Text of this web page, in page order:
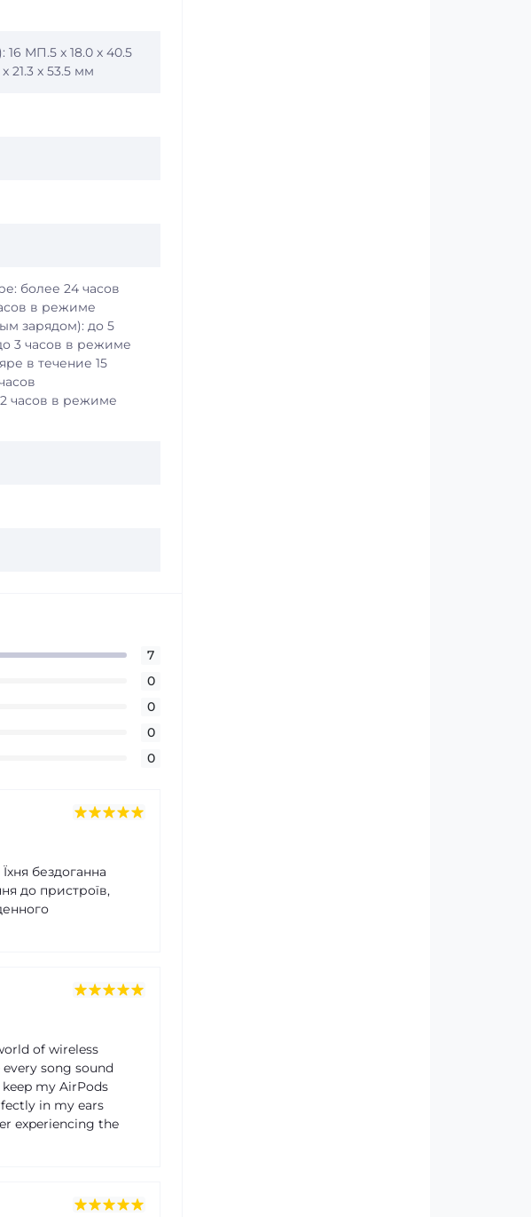
МП.5 x 18.0 x 40.5
21.3 x 53.5 мм
более 24 часов
в режиме
зарядом): до 5
3 часов в режиме
в течение 15
часов в режиме
7
0
0
0
0
бездоганна
до пристроїв,
of wireless
song sound
my AirPods
in my ears
experiencing the